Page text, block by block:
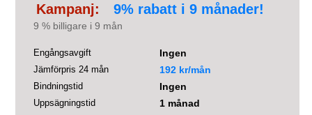
Kampanj: 9% rabatt i 9 månader!
9 % billigare i 9 mån
Engångsavgift Ingen
Jämförpris 24 mån 192 kr/mån
Bindningstid Ingen
Uppsägningstid 1 månad